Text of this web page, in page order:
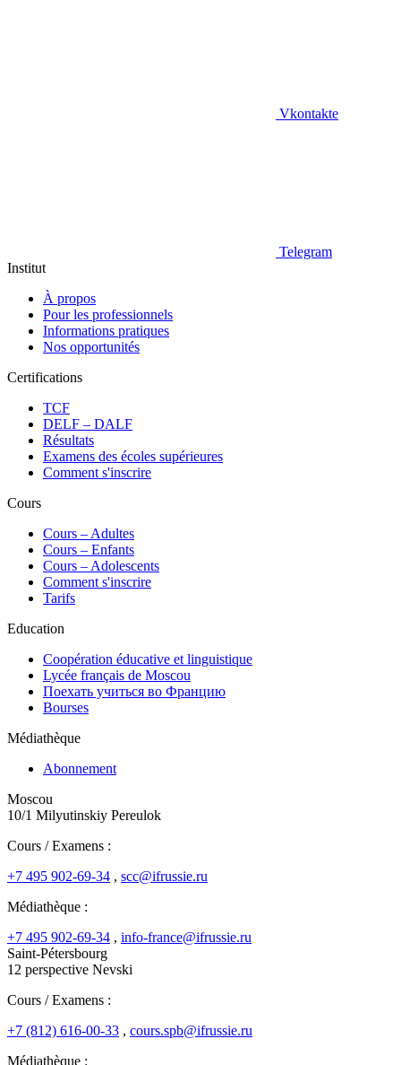
Vkontakte
Telegram
Institut
À propos
Pour les professionnels
Informations pratiques
Nos opportunités
Certifications
TCF
DELF – DALF
Résultats
Examens des écoles supérieures
Comment s'inscrire
Cours
Сours – Adultes
Cours – Enfants
Cours – Adolescents
Comment s'inscrire
Tarifs
Education
Coopération éducative et linguistique
Lycée français de Moscou
Поехать учиться во Францию
Bourses
Médiathèque
Abonnement
Moscou
10/1 Milyutinskiy Pereulok
Cours / Examens :
+7 495 902-69-34 , scc@ifrussie.ru
Médiathèque :
+7 495 902-69-34 , info-france@ifrussie.ru
Saint-Pétersbourg
12 perspective Nevski
Cours / Examens :
+7 (812) 616-00-33 , cours.spb@ifrussie.ru
Médiathèque :